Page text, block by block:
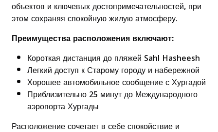
объектов и ключевых достопримечательностей, при
этом сохраняя спокойную жилую атмосферу.
Преимущества расположения включают:
Короткая дистанция до пляжей Sahl Hasheesh
Легкий доступ к Старому городу и набережной
Хорошее автомобильное сообщение с Хургадой
Приблизительно 25 минут до Международного
аэропорта Хургады
Расположение сочетает в себе спокойствие и